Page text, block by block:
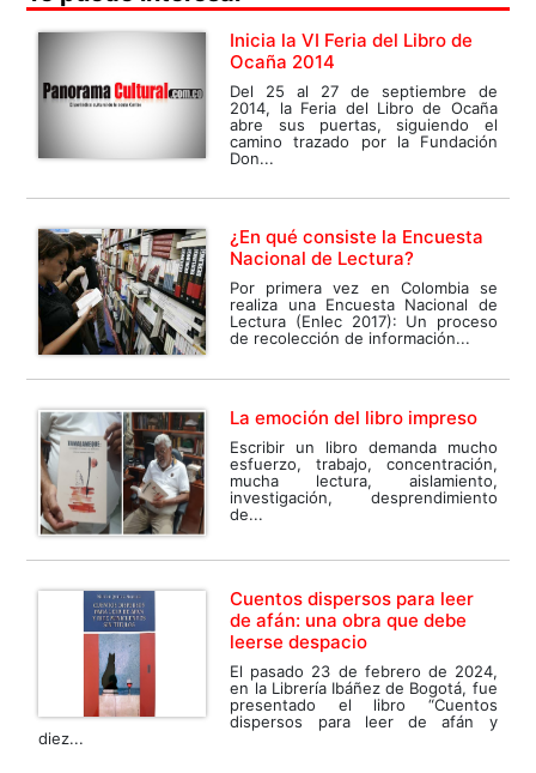
Inicia la VI Feria del Libro de
Ocaña 2014
Del 25 al 27 de septiembre de
2014, la Feria del Libro de Ocaña
abre sus puertas, siguiendo el
camino trazado por la Fundación
Don...
¿En qué consiste la Encuesta
Nacional de Lectura?
Por primera vez en Colombia se
realiza una Encuesta Nacional de
Lectura (Enlec 2017): Un proceso
de recolección de información...
La emoción del libro impreso
Escribir un libro demanda mucho
esfuerzo, trabajo, concentración,
mucha lectura, aislamiento,
investigación, desprendimiento
de...
Cuentos dispersos para leer
de afán: una obra que debe
leerse despacio
El pasado 23 de febrero de 2024,
en la Librería Ibáñez de Bogotá, fue
presentado el libro “Cuentos
dispersos para leer de afán y
diez...